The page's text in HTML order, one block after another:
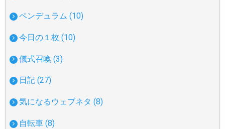
ペンデュラム (10)
今日の１枚 (10)
儀式召喚 (3)
日記 (27)
気になるウェブネタ (8)
自転車 (8)